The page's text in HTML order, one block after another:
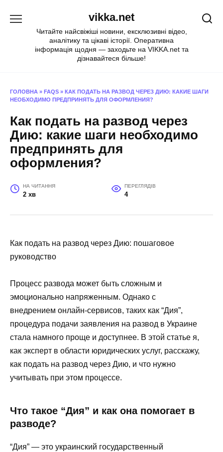
vikka.net
Читайте найсвіжіші новини, ексклюзивні відео,
аналітику та цікаві історії. Оперативна
інформація щодня — заходьте на VIKKA.net та
дізнавайтеся більше!
ГОЛОВНА » FAQS » КАК ПОДАТЬ НА РАЗВОД ЧЕРЕЗ ДИЮ: КАКИЕ ШАГИ
НЕОБХОДИМО ПРЕДПРИНЯТЬ ДЛЯ ОФОРМЛЕНИЯ?
Как подать на развод через
Дию: какие шаги необходимо
предпринять для
оформления?
НА ЧИТАННЯ
2 хв
ПЕРЕГЛЯДІВ
4
Как подать на развод через Дию: пошаговое
руководство
Процесс развода может быть сложным и
эмоционально напряженным. Однако с
внедрением онлайн-сервисов, таких как “Дия”,
процедура подачи заявления на развод в Украине
стала намного проще и доступнее. В этой статье я,
как эксперт в области юридических услуг, расскажу,
как подать на развод через Дию, и что нужно
учитывать при этом процессе.
Что такое “Дия” и как она помогает в
разводе?
“Дия” — это украинский государственный